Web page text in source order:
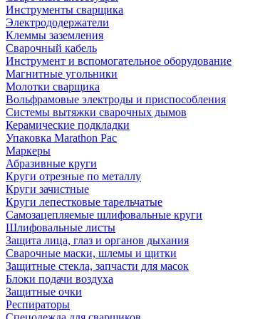
Инструменты сварщика
Электрододержатели
Клеммы заземления
Сварочный кабель
Инструмент и вспомогательное оборудование
Магнитные угольники
Молотки сварщика
Вольфрамовые электроды и приспособления
Системы вытяжки сварочных дымов
Керамические подкладки
Упаковка Marathon Pac
Маркеры
Абразивные круги
Круги отрезные по металлу
Круги зачистные
Круги лепестковые тарельчатые
Самозацепляемые шлифовальные круги
Шлифовальные листы
Защита лица, глаз и органов дыхания
Сварочные маски, шлемы и щитки
Защитные стекла, запчасти для масок
Блоки подачи воздуха
Защитные очки
Респираторы